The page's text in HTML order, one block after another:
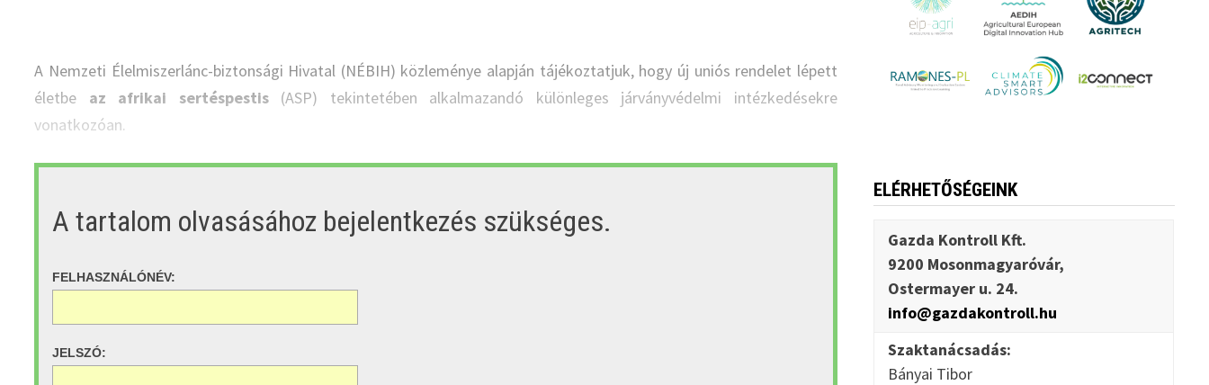
A Nemzeti Élelmiszerlánc-biztonsági Hivatal (NÉBIH) közleménye alapján tájékoztatjuk, hogy új uniós rendelet lépett
életbe az afrikai sertéspestis(ASP) tekintetében alkalmazandó különleges járványvédelmi intézkedésekre
vonatkozóan.
A tartalom olvasásához bejelentkezés szükséges.
FELHASZNÁLÓNÉV:
JELSZÓ:
ELÉRHETŐSÉGEINK
Gazda Kontroll Kft.
9200 Mosonmagyaróvár,
Ostermayer u. 24.
info@gazdakontroll.hu
Szaktanácsadás:
Bányai Tibor